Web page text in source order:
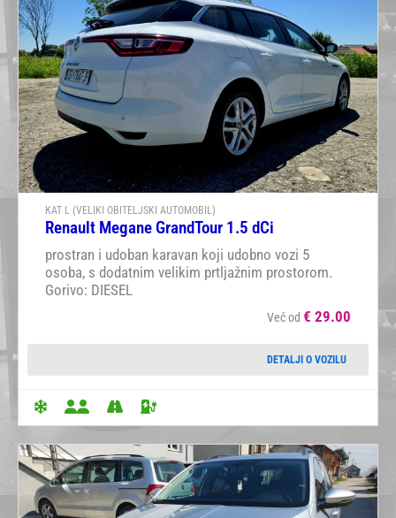
KAT L (VELIKI OBITELJSKI AUTOMOBIL)
Renault Megane GrandTour 1.5 dCi
prostran i udoban karavan koji udobno vozi 5
osoba, s dodatnim velikim prtljažnim prostorom.
Gorivo: DIESEL
Već od € 29.00
DETALJI O VOZILU